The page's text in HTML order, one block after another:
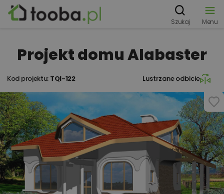
Szukaj Menu
Projekt domu Alabaster
Kod projektu: TQI-122 Lustrzane odbicie